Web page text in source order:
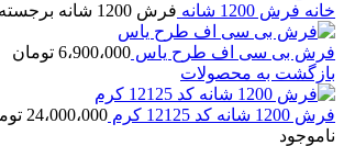
خانه فرش 1200 شانه فرش 1200 شانه برجسته کد 3636 نقره ای
فرش بی سی اف طرح یاس 6،900،000 تومان
بازگشت به محصولات
فرش 1200 شانه کد 12125 کرم 24،000،000
ناموجود